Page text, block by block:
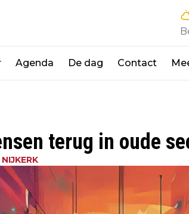
Agenda De dag Contact
terug in oude